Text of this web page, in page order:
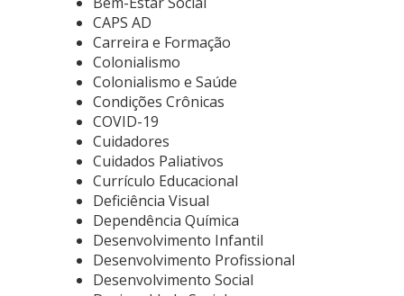
CAPS AD
Carreira e Formação
Colonialismo
Colonialismo e Saúde
Condições Crônicas
COVID-19
Cuidadores
Cuidados Paliativos
Currículo Educacional
Deficiência Visual
Dependência Química
Desenvolvimento Infantil
Desenvolvimento Profissional
Desenvolvimento Social